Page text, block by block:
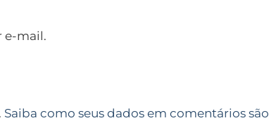
e-mail.
Saiba como seus dados em comentários são